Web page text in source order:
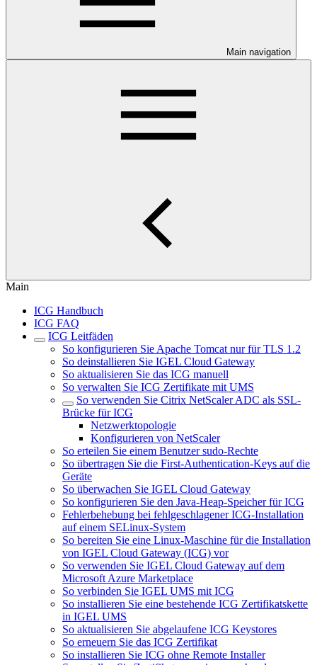
Main navigation
Main
ICG Handbuch
ICG FAQ
ICG Leitfäden
So konfigurieren Sie Apache Tomcat nur für TLS 1.2
So deinstallieren Sie IGEL Cloud Gateway
So aktualisieren Sie das ICG manuell
So verwalten Sie ICG Zertifikate mit UMS
So verwenden Sie Citrix NetScaler ADC als SSL-
Brücke für ICG
Netzwerktopologie
Konfigurieren von NetScaler
So erteilen Sie einem Benutzer sudo-Rechte
So übertragen Sie die First-Authentication-Keys auf die
Geräte
So überwachen Sie IGEL Cloud Gateway
So konfigurieren Sie den Java-Heap-Speicher für ICG
Fehlerbehebung bei fehlgeschlagener ICG-Installation
auf einem SELinux-System
So bereiten Sie eine Linux-Maschine für die Installation
von IGEL Cloud Gateway (ICG) vor
So verwenden Sie IGEL Cloud Gateway auf dem
Microsoft Azure Marketplace
So verbinden Sie IGEL UMS mit ICG
So installieren Sie eine bestehende ICG Zertifikatskette
in IGEL UMS
So aktualisieren Sie abgelaufene ICG Keystores
So erneuern Sie das ICG Zertifikat
So installieren Sie ICG ohne Remote Installer